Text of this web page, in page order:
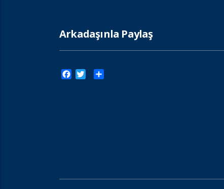
Arkadaşınla Paylaş
Facebook
Twitter